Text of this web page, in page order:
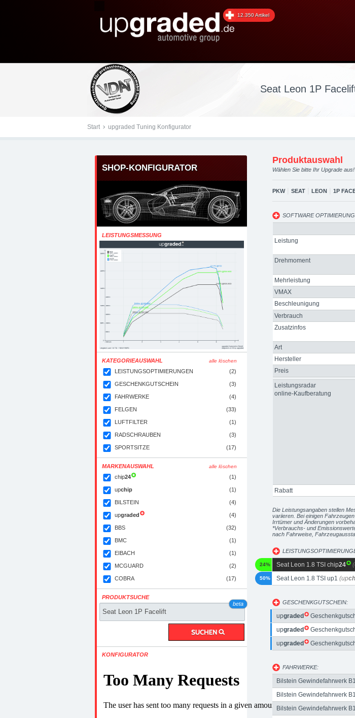
Tuningteile: Seat Leon 1P Facelift
group - Chiptuning,
12.350 Artikel
Seat Leon 1P
Start upgraded Tuning Konfigurator
SHOP-KONFIGURATOR
LEISTUNGSMESSUNG
KATEGORIEAUSWAHL alle löschen
LEISTUNGSOPTIMIERUNGEN (2)
GESCHENKGUTSCHEIN (3)
FAHRWERKE (4)
FELGEN (33)
LUFTFILTER (1)
RADSCHRAUBEN (3)
SPORTSITZE (17)
MARKENAUSWAHL alle löschen
chip24 (1)
upchip (1)
BILSTEIN (4)
upgraded (4)
BBS (32)
BMC (1)
EIBACH (1)
MCGUARD (2)
COBRA (17)
PRODUKTSUCHE
beta
KONFIGURATOR
Produktauswahl
Wählen Sie bitte Ihr Upgrade aus!
PKW| SEAT LEON 1P
SOFTWARE
Leistung
Drehmoment
Mehrleistung
VMAX
Beschleunigung
Verbrauch
Zusatzinfos
Art
Hersteller
Preis
Leistungsradar
online-Kaufberatung
Rabatt
Die Leistungsangaben stellen
variieren. Bei einigen
Irrtümer und Änderungen
*Verbrauchs- und
nach Fahrweise,
Seat Leon 1.8 TSI chip24
24%
Seat Leon 1.8 TSI up1 (up
50%
GESCHENKGUTSCHEIN:
upgraded
upgraded
upgraded
FAHRWERKE:
Bilstein Gewindefahrwerk
Bilstein Gewindefahrwerk
Bilstein Gewindefahrwerk